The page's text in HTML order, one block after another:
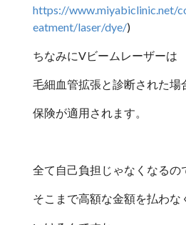
https://www.miyabiclinic.net/
eatment/laser/dye/)
ちなみにVビームレーザーは
毛細血管拡張と診断された場
保険が適用されます。
全て自己負担じゃなくなるの
そこまで高額な金額を払わな